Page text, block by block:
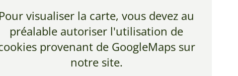
Pour visualiser la carte, vous devez au
préalable autoriser l'utilisation de
provenant de GoogleMaps sur
notre site.